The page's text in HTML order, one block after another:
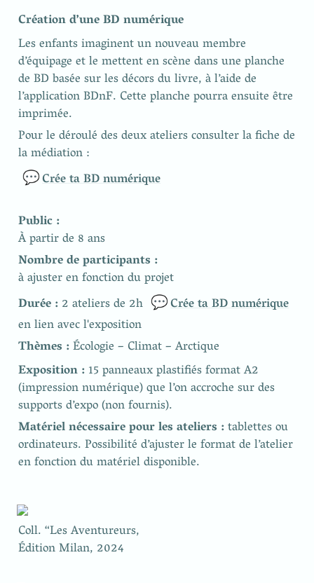
Création d’une BD numérique
Les enfants imaginent un nouveau membre
d’équipage et le mettent en scène dans une planche
de BD basée sur les décors du livre, à l’aide de
l’application BDnF. Cette planche pourra ensuite être
imprimée.
Pour le déroulé des deux ateliers consulter la fiche de
la médiation :
💬Crée ta BD numérique
À partir de 8 ans
à ajuster en fonction du projet
Durée : 2 ateliers de 2h 💬Crée ta BD numérique
en lien avec l'exposition
Thèmes : Écologie – Climat – Arctique
Exposition : 15 panneaux plastifiés format A2
(impression numérique) que l’on accroche sur des
supports d’expo (non fournis).
Matériel nécessaire pour les ateliers : tablettes ou
ordinateurs. Possibilité d’ajuster le format de l’atelier
en fonction du matériel disponible.
Coll. “Les Aventureurs,
Édition Milan, 2024